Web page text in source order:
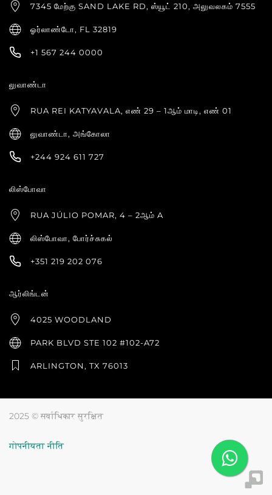
7345 மேற்கு SAND LAKE RD, ஸ்யூட் 210, அலுவலகம் 7555
ஓர்லாண்டோ, FL 32819
+1 567 244 0000
லுவாண்டா
RUA REI KATYAVALA, எண் 29 – 1ஆம் மாடி, எண் 01
லுவாண்டா, அங்கோலா
+244 924 611 727
லிஸ்போவா
RUA JÚLIO POMAR, 4 – 2ஆம் A
லிஸ்போவா, போர்ச்சுகல்
+351 219 202 076
ஆர்லிங்டன்
4025 WOODLAND
PARK BLVD STE 102 #102-A72
ARLINGTON, TX 76013
2025 © सर्वाधिकार सुरक्षित
गोपनीयता नीति